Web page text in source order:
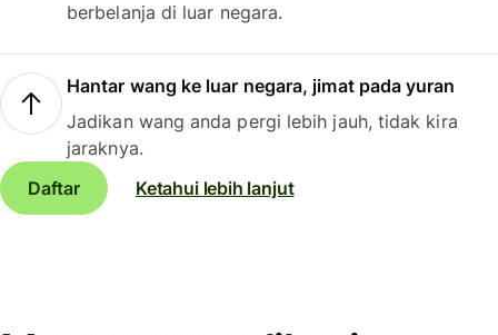
berbelanja di luar negara.
Hantar wang ke luar negara, jimat pada yuran
Jadikan wang anda pergi lebih jauh, tidak kira
jaraknya.
Daftar
Ketahui lebih lanjut